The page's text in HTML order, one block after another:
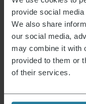
provide social
We also share
our social media,
may combine it with
provided to them or
of their services.
Maße des Produktes
Reparaturservice